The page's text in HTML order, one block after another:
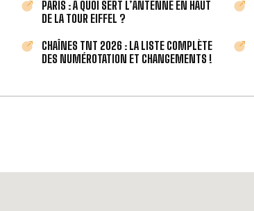
PARIS : À QUOI SERT L’ANTENNE EN HAUT
DE LA TOUR EIFFEL ?
CHAÎNES TNT 2026 : LA LISTE COMPLÈTE
DES NUMÉROTATION ET CHANGEMENTS !